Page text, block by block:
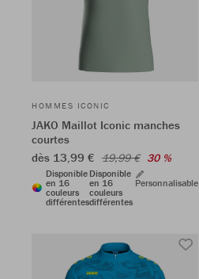
HOMMES ICONIC
JAKO Maillot Iconic manches
courtes
dès 13,99 € 19,99 € 30 %
Disponible
en 16
couleurs
différentes
Disponible
en 16
couleurs
différentes
Personnalisable